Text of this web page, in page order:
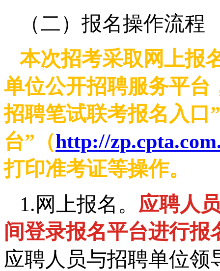
（二）报名操作流程
本次招考采取网上报
单位公开招聘服务平台
招聘笔试联考报名入口
台”（http://
打印准考证等操作。
1.网上报名。 应聘人
间登录报名平台进行报
应聘人员与招聘单位